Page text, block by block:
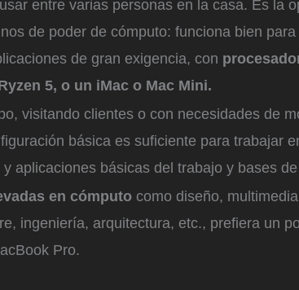
entre varias personas en la casa. Es la
de poder de cómputo: funciona bien
de gran exigencia, con
5, o un iMac o Mac Mini.
visitando clientes o con necesidades de
básica es suficiente para trabajar
aplicaciones básicas del trabajo y bases
en cómputo como diseño,
ingeniería, arquitectura, etc., prefiera un
Pro.